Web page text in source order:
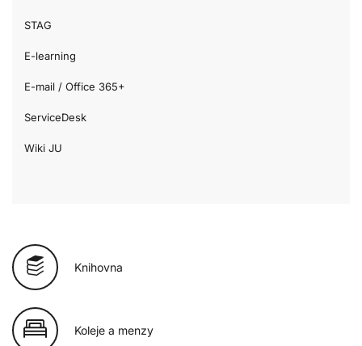
STAG
E-learning
E-mail / Office 365+
ServiceDesk
Wiki JU
Knihovna
Koleje a menzy